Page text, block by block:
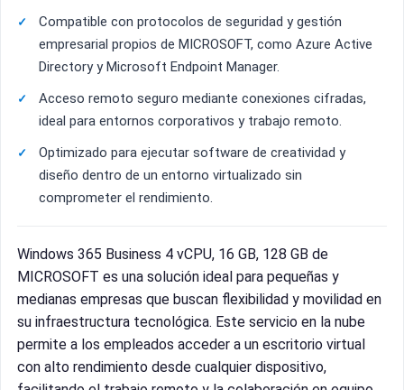
Compatible con protocolos de seguridad y gestión
empresarial propios de MICROSOFT, como Azure Active
Directory y Microsoft Endpoint Manager.
Acceso remoto seguro mediante conexiones cifradas,
ideal para entornos corporativos y trabajo remoto.
Optimizado para ejecutar software de creatividad y
diseño dentro de un entorno virtualizado sin
comprometer el rendimiento.
Windows 365 Business 4 vCPU, 16 GB, 128 GB de
MICROSOFT es una solución ideal para pequeñas y
medianas empresas que buscan flexibilidad y movilidad en
su infraestructura tecnológica. Este servicio en la nube
permite a los empleados acceder a un escritorio virtual
con alto rendimiento desde cualquier dispositivo,